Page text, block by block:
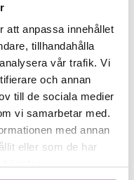
att anpassa innehållet
tillhandahålla
vår trafik. Vi
och annan
till de sociala medier
vi samarbetar med.
med annan
eller som de har
Films. Producent är
och manus:
för TV4 är Lisa
Samproducenter
Internationell